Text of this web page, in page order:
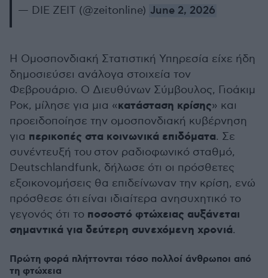
— DIE ZEIT (@zeitonline) June 2, 2026
Η Ομοσπονδιακή Στατιστική Υπηρεσία είχε ήδη
δημοσιεύσει ανάλογα στοιχεία τον
Φεβρουάριο. Ο Διευθύνων Σύμβουλος, Γιοάκιμ
Ροκ, μίλησε για μια «κατάσταση κρίσης» και
προειδοποίησε την ομοσπονδιακή κυβέρνηση
για περικοπές στα κοινωνικά επιδόματα. Σε
συνέντευξή του στον ραδιοφωνικό σταθμό,
Deutschlandfunk, δήλωσε ότι οι πρόσθετες
εξοικονομήσεις θα επιδείνωναν την κρίση, ενώ
πρόσθεσε ότι είναι ιδιαίτερα ανησυχητικό το
γεγονός ότι το ποσοστό φτώχειας αυξάνεται
σημαντικά για δεύτερη συνεχόμενη χρονιά.
Πρώτη φορά πλήττονται τόσο πολλοί άνθρωποι από
τη φτώχεια